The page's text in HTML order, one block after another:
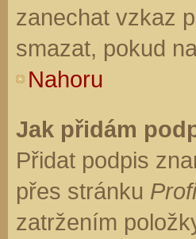
zanechat vzkaz
smazat, pokud
Nahoru
Jak přidám
Přidat podpis
přes stránku
zatržením